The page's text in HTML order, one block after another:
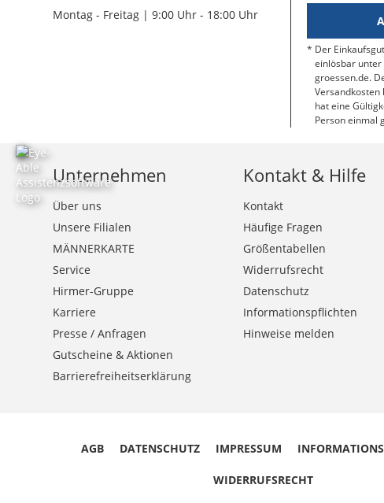
Montag - Freitag | 9:00 Uhr - 18:00 Uhr
Der
einlösbar
groessen.de.
Versandkosten
hat eine
Person einmal
Unternehmen
Über uns
Unsere Filialen
MÄNNERKARTE
Service
Hirmer-Gruppe
Karriere
Presse / Anfragen
Gutscheine & Aktionen
Barrierefreiheitserklärung
Kontakt & Hilfe
Kontakt
Häufige Fragen
Größentabellen
Widerrufsrecht
Datenschutz
Informationspflichten
Hinweise melden
AGB DATENSCHUTZ IMPRESSUM
WIDERRUFSRECHT